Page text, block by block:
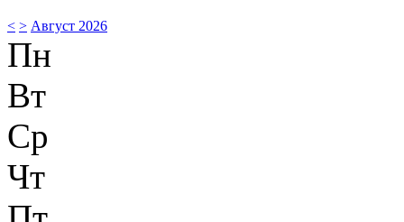
< > Август 2026
Пн
Вт
Ср
Чт